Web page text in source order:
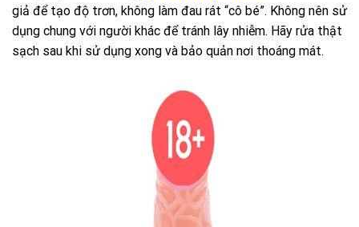
giả để tạo độ trơn, không làm đau rát “cô bé”. Không nên sử
dụng chung với người khác để tránh lây nhiễm. Hãy rửa thật
sạch sau khi sử dụng xong và bảo quản nơi thoáng mát.